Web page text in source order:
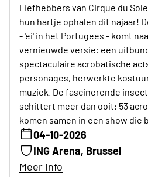
Liefhebbers van Cirque du
hun hartje ophalen dit najaar!
- 'ei' in het Portugees - komt
vernieuwde versie: een
spectaculaire acrobatische
personages, herwerkte
muziek. De fascinerende
schittert meer dan ooit: 53
komen samen in een show die
04-10-2026
ING Arena, Brussel
Meer info